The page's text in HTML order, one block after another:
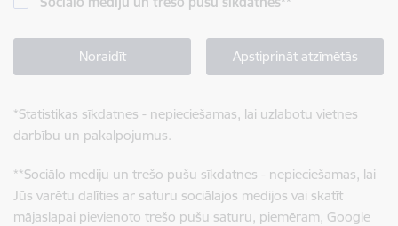
Noraidīt Apstiprināt atzīmētās
*Statistikas sīkdatnes - nepieciešamas, lai uzlabotu vietnes
darbību un pakalpojumus.
**Sociālo mediju un trešo pušu sīkdatnes - nepieciešamas, lai
Jūs varētu dalīties ar saturu sociālajos medijos vai skatīt
mājaslapai pievienoto trešo pušu saturu, piemēram, Google